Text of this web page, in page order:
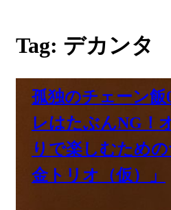
Tag: デカンタ
孤独のチェーン飯
レはたぶんNG！
りで楽しむため
金トリオ（仮）」